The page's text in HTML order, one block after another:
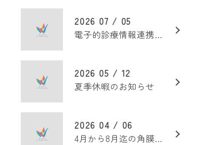
2026 07 / 05
電子的診療情報連携体制整備加算
2026 05 / 12
夏季休暇のお知らせ
2026 04 / 06
4月から8月迄の角膜外来診療日